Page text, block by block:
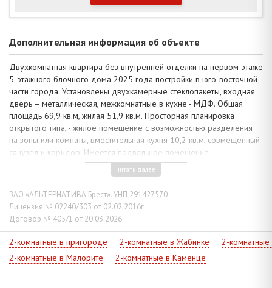
Дополнительная информация об объекте
Двухкомнатная квартира без внутренней отделки на первом этаже
5-этажного блочного дома 2025 года постройки в юго-восточной
части города. Установлены двухкамерные стеклопакеты, входная
дверь – металлическая, межкомнатные в кухне - МДФ. Общая
площадь 69,9 кв.м, жилая 51,9 кв.м. Просторная планировка
открытого типа, - жилое помещение с возможностью разделения
на зоны или комнаты, вместительная кухня 10,2 кв.м, совмещенный
санузел и коридор. Имеется подвальное помещение.
Квартира на стадии чистовой отделки, в помещениях уже
оштукатурены, полы - бетонная стяжка, потолки – без отделки
перекрытия. Установлена частично сантехника, радиаторы
отопления. Чистое состояние подъезда. В перспективном
микрорайоне имеется множество детских садов и школ,
поблизости супермаркеты Санта, MARTINN, Евроопт, 1000 мелочей,
Микс, 7 Дней, рынок строительных материалов Лагуна, гипермаркет
MILE. Полноценная транспортная связь позволяет быстро
читать далее
ЗАО «АЛЬТЕРНАТИВА Брест». УНП 291427570
Лицензия № 02240/303 от 02.02.2016г.
Договор № 405/1 от 20.03.2026
2-комнатные в пригороде 2-комнатные в Жабинке
2-
2-комнатные в Малорите
2-комнатные в Каменце